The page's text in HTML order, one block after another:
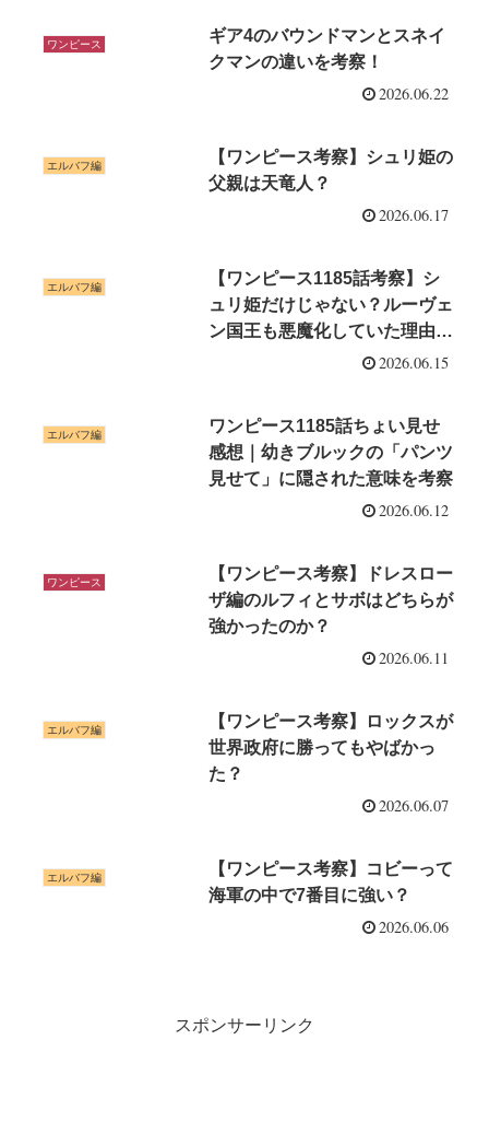
ワンピース
ギア4のバウンドマンとスネイ
クマンの違いを考察！
2026.06.22
エルバフ編
【ワンピース考察】シュリ姫の
父親は天竜人？
2026.06.17
エルバフ編
【ワンピース1185話考察】シ
ュリ姫だけじゃない？ルーヴェ
ン国王も悪魔化していた理由が
2026.06.15
エルバフ編
ワンピース1185話ちょい見せ
感想｜幼きブルックの「パンツ
見せて」に隠された意味を考察
2026.06.12
ワンピース
【ワンピース考察】ドレスロー
ザ編のルフィとサボはどちらが
強かったのか？
2026.06.11
エルバフ編
【ワンピース考察】ロックスが
世界政府に勝ってもやばかっ
た？
2026.06.07
エルバフ編
【ワンピース考察】コビーって
海軍の中で7番目に強い？
2026.06.06
スポンサーリンク